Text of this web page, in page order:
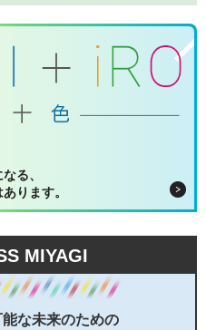
る、
ります。
MIYAGI
な未来のための